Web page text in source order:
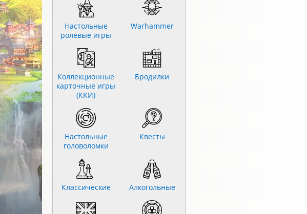
Настольные
ролевые игры
Warhammer
Коллекционные
карточные игры
(ККИ)
Бродилки
Настольные
головоломки
Квесты
Классические Алкогольные